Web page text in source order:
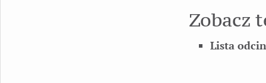
Zobacz
Lista